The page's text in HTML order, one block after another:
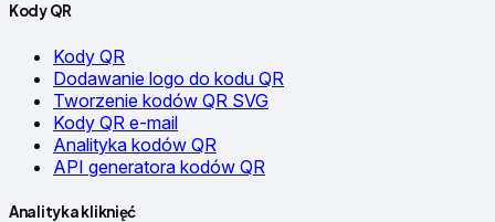
Kody QR
Kody QR
Dodawanie logo do kodu QR
Tworzenie kodów QR SVG
Kody QR e-mail
Analityka kodów QR
API generatora kodów QR
Analityka kliknięć